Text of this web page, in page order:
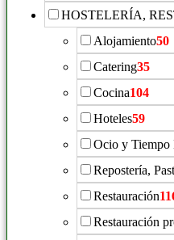
HOSTELERÍA,
Alojamiento50
Catering35
Cocina104
Hoteles59
Ocio y Tiempo
Repostería,
Restauración
Restauración